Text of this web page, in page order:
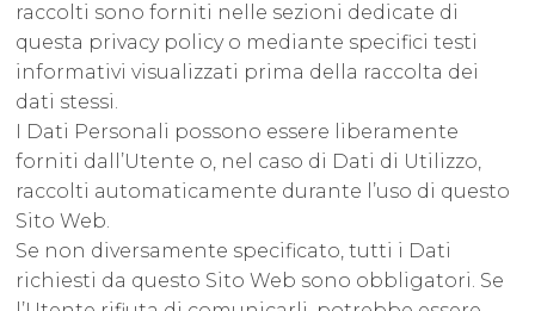
raccolti sono forniti nelle sezioni dedicate di
questa privacy policy o mediante specifici testi
informativi visualizzati prima della raccolta dei
dati stessi.
I Dati Personali possono essere liberamente
forniti dall’Utente o, nel caso di Dati di Utilizzo,
raccolti automaticamente durante l’uso di questo
Sito Web.
Se non diversamente specificato, tutti i Dati
richiesti da questo Sito Web sono obbligatori. Se